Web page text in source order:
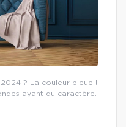
? La couleur bleue !
ayant du caractère.